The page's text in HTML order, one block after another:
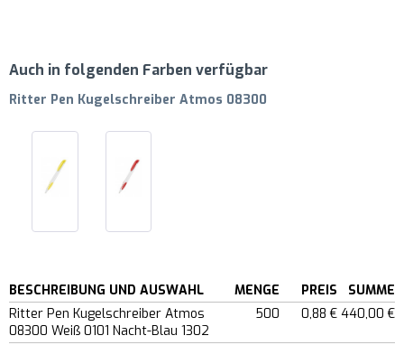
Auch in folgenden Farben verfügbar
Ritter Pen Kugelschreiber Atmos 08300
BESCHREIBUNG UND AUSWAHL MENGE PREIS
SUMME
Ritter Pen Kugelschreiber Atmos
08300 Weiß 0101 Nacht-Blau 1302
500 0,88 € 440,00 €